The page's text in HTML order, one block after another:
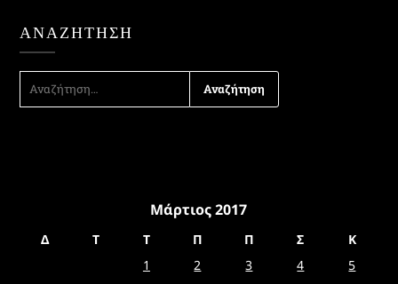
ΑΝΑΖΉΤΗΣΗ
ΑΝΑΖΉΤΗΣΗ
Μάρτιος 2017
Δ Τ Τ Π Π Σ
Κ
1
2 3 4
5